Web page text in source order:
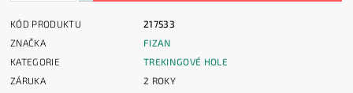
KÓD PRODUKTU
217533
ZNAČKA
FIZAN
KATEGORIE
TREKINGOVÉ HOLE
ZÁRUKA
2 ROKY